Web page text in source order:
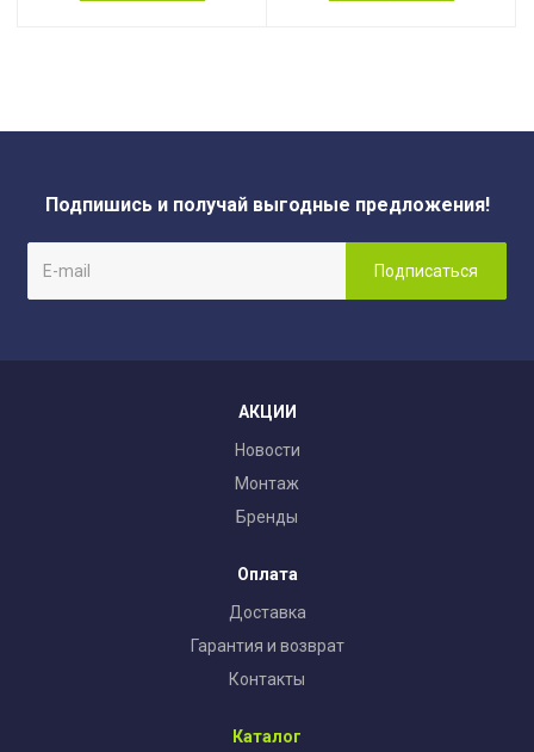
Подпишись и получай выгодные предложения!
АКЦИИ
Новости
Монтаж
Бренды
Оплата
Доставка
Гарантия и возврат
Контакты
Каталог